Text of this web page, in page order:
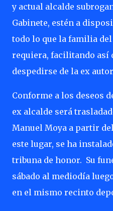
y actual alcalde
Gabinete, estén a
todo lo que la familia
requiera, facilitando así
despedirse de la ex
Conforme a los deseos
ex alcalde será
Manuel Moya a partir
este lugar, se ha
tribuna de honor. Su
sábado al mediodía
en el mismo recinto